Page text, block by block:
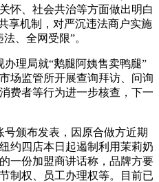
怀、社会共治等方面做出明白
享机制，对严沉违法商户实施
、全网受限”。
理局就“鹅腿阿姨售卖鸭腿”
场监管所开展查询拜访、问询
费者等行为进一步核查，下一
颁布发表，因原合做方近期
约四店本日起遏制利用茉莉奶
一份加盟商讲话称，品牌方要
制权、员工办理权等。目前已